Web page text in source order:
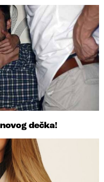
dečka!